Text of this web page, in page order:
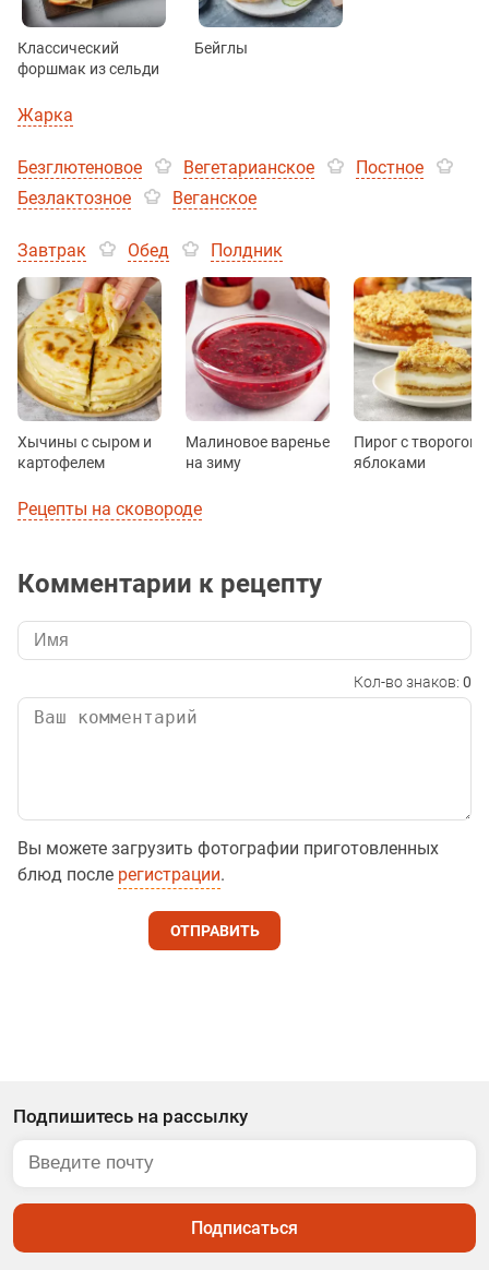
Классический
форшмак из сельди
Бейглы
Жарка
Безглютеновое Вегетарианское
Постное
Безлактозное
Веганское
Завтрак Обед Полдник
Хычины с сыром и
картофелем
Малиновое варенье
на зиму
Пирог с творогом
яблоками
Рецепты на сковороде
Комментарии к рецепту
Кол-во знаков: 0
Вы можете загрузить фотографии приготовленных
блюд после регистрации.
ОТПРАВИТЬ
Подпишитесь на рассылку
Подписаться